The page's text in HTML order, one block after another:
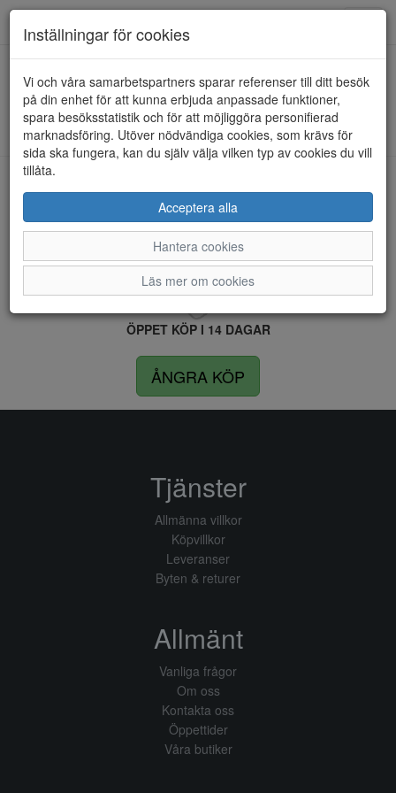
HEM ROLSER
Kunde inte hitta några artiklar...
LEVERANS INOM 4 DAGAR INOM SVERIGE
FRI FRAKT VID KÖP ÖVER 1.500 KR
ÖPPET KÖP I 14 DAGAR
ÅNGRA KÖP
Inställningar för cookies
Vi och våra samarbetspartners sparar referenser till ditt besök
på din enhet för att kunna erbjuda anpassade funktioner,
spara besöksstatistik och för att möjliggöra personifierad
marknadsföring. Utöver nödvändiga cookies, som krävs för
sida ska fungera, kan du själv välja vilken typ av cookies du vill
tillåta.
Acceptera alla
Hantera cookies
Läs mer om cookies
Tjänster
Allmänna villkor
Köpvillkor
Leveranser
Byten & returer
Allmänt
Vanliga frågor
Om oss
Kontakta oss
Öppettider
Våra butiker